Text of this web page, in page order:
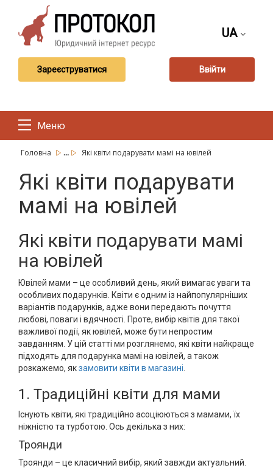
UA
Зареєструватися Ввійти
Меню
Головна ... Які квіти подарувати мамі на ювілей
Які квіти подарувати
мамі на ювілей
Які квіти подарувати мамі
на ювілей
Ювілей мами – це особливий день, який вимагає уваги та
особливих подарунків. Квіти є одним із найпопулярніших
варіантів подарунків, адже вони передають почуття
любові, поваги і вдячності. Проте, вибір квітів для такої
важливої події, як ювілей, може бути непростим
завданням. У цій статті ми розглянемо, які квіти найкраще
підходять для подарунка мамі на ювілей, а також
розкажемо, якзамовити квіти в магазині
1. Традиційні квіти для мами
Існують квіти, які традиційно асоціюються з мамами, їх
ніжністю та турботою. Ось декілька з них:
Троянди
Троянди – це класичний вибір, який завжди актуальний.